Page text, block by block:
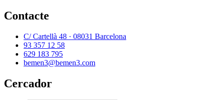
Contacte
C/ Cartellà 48 · 08031 Barcelona
93 357 12 58
629 183 795
bemen3@bemen3.com
Cercador